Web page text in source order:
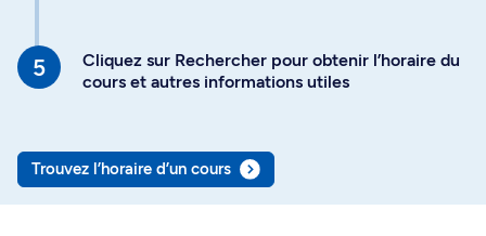
Cliquez sur Rechercher pour obtenir l’horaire du
cours et autres informations utiles
Trouvez l’horaire d’un cours